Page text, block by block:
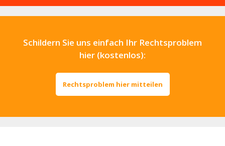
Schildern Sie uns einfach Ihr Rechtsproblem
hier (kostenlos):
Rechtsproblem hier mitteilen